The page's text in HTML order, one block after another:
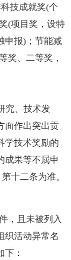
技成就奖(个
(项目奖，设特
申报) ；节能减
奖、二等奖，
究、技术发
面作出突出贡
学技术奖励的
成果等不属申
第十二条为准。
，且未被列入
织活动异常名
：